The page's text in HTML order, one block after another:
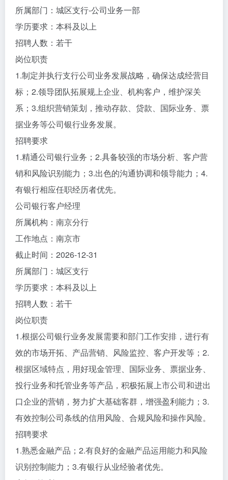
所属部门：城区支行-公司业务一部
学历要求：本科及以上
招聘人数：若干
岗位职责
1.制定并执行支行公司业务发展战略，确保达成经营目
标；2.领导团队拓展规上企业、机构客户，维护深关
系；3.组织营销策划，推动存款、贷款、国际业务、票
据业务等公司银行业务发展。
招聘要求
1.精通公司银行业务；2.具备较强的市场分析、客户营
销和风险识别能力；3.出色的沟通协调和领导能力；4.
有银行相应任职经历者优先。
公司银行客户经理
所属机构：南京分行
工作地点：南京市
截止时间：2026-12-31
所属部门：城区支行
学历要求：本科及以上
招聘人数：若干
岗位职责
1.根据公司银行业务发展需要和部门工作安排，进行有
效的市场开拓、产品营销、风险监控、客户开发等；2.
根据区域特点，用好现金管理、国际业务、票据业务、
投行业务和托管业务等产品，积极拓展上市公司和进出
口企业的营销，努力扩大基础客群，增强盈利能力；3.
有效控制公司条线的信用风险、合规风险和操作风险。
招聘要求
1.熟悉金融产品；2.有良好的金融产品运用能力和风险
识别控制能力；3.有银行从业经验者优先。